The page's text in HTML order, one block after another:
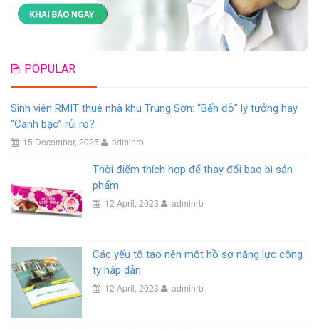
POPULAR
Sinh viên RMIT thuê nhà khu Trung Sơn: “Bến đỗ” lý tưởng hay
“Canh bạc” rủi ro?
15 December, 2025 adminrb
Thời điểm thích hợp để thay đổi bao bì sản
phẩm
12 April, 2023 adminrb
Các yếu tố tạo nên một hồ sơ năng lực công
ty hấp dẫn
12 April, 2023 adminrb